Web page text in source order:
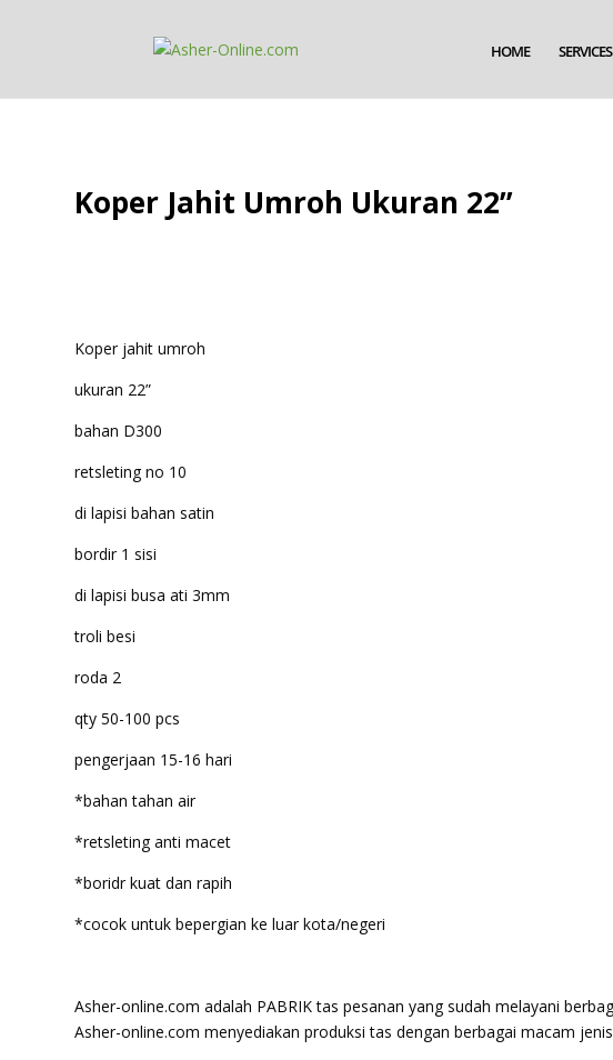
HOME SERVICES
Koper Jahit Umroh Ukuran 22”
Koper jahit umroh
ukuran 22”
bahan D300
retsleting no 10
di lapisi bahan satin
bordir 1 sisi
di lapisi busa ati 3mm
troli besi
roda 2
qty 50-100 pcs
pengerjaan 15-16 hari
*bahan tahan air
*retsleting anti macet
*boridr kuat dan rapih
*cocok untuk bepergian ke luar kota/negeri
Asher-online.com adalah PABRIK tas pesanan yang sudah melayani
Asher-online.com menyediakan produksi tas dengan berbagai macam